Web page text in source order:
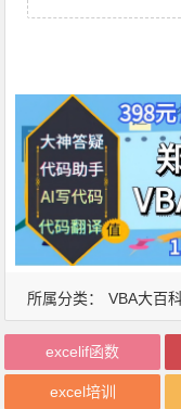
所属分类： VBA大百
excelif函数
excel培训